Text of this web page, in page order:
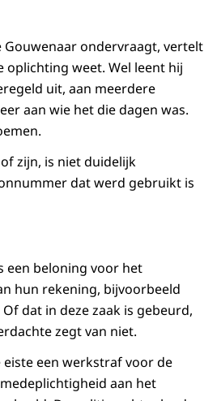
Gouwenaar ondervraagt, vertelt
oplichting weet. Wel leent hij
uit, aan meerdere
aan wie het die dagen was.
zijn, is niet duidelijk
dat werd gebruikt is
een beloning voor het
hun rekening, bijvoorbeeld
dat in deze zaak is gebeurd,
zegt van niet.
een werkstraf voor de
aan het